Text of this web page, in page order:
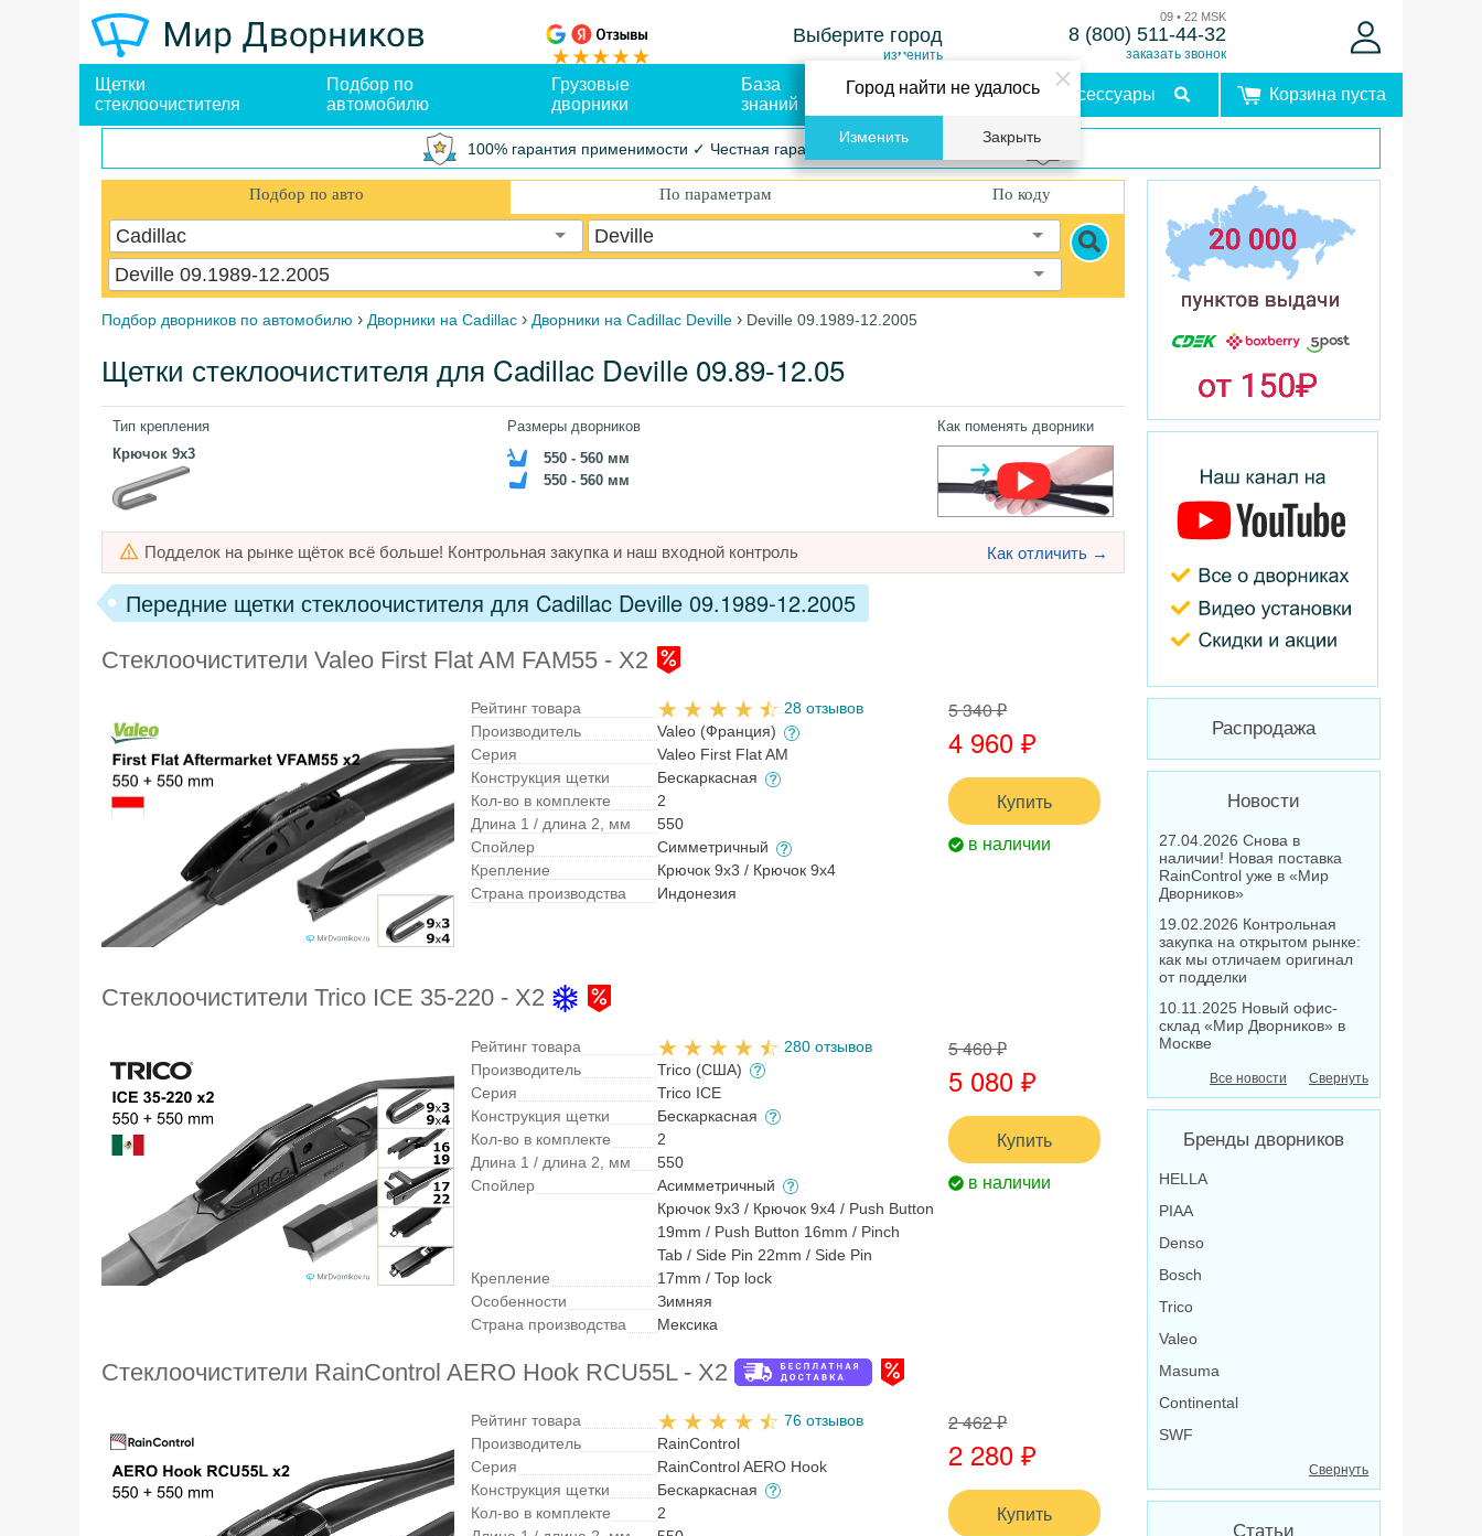
Выберите город
изменить
09 • 22 MSK
8 (800) 511-44-32
заказать звонок
Щетки
стеклоочистителя
Подбор по
автомобилю
Грузовые
дворники
База
знаний
Оплата и
Аксессуары Корзина пуста
100% гарантия применимости ✓ Честная гарантия ✓ Упрощенный возврат
Подбор по авто По параметрам По коду
Cadillac
Deville
Deville 09.1989-12.2005
Подбор дворников по автомобилю › Дворники на Cadillac › Дворники на Cadillac Deville › Deville 09.1989-12.2005
Щетки стеклоочистителя для Cadillac Deville 09.89-12.05
Тип крепления
Крючок 9x3
Размеры дворников
550 - 560 мм
550 - 560 мм
Как поменять дворники
Подделок на рынке щёток всё больше! Контрольная закупка и наш входной контроль Как отличить →
Передние щетки стеклоочистителя для Cadillac Deville 09.1989-12.2005
Стеклоочистители Valeo First Flat AM FAM55 - X2
Рейтинг товара
28 отзывов
Производитель
Valeo (Франция)
Серия
Valeo First Flat AM
Конструкция щетки
Бескаркасная
Кол-во в комплекте
2
Длина 1 / длина 2, мм
550
Спойлер
Симметричный
Крепление
Крючок 9x3 / Крючок 9x4
Страна производства
Индонезия
5 340 ₽
4 960 ₽
Купить
в наличии
Стеклоочистители Trico ICE 35-220 - X2
Рейтинг товара
280 отзывов
Производитель
Trico (США)
Серия
Trico ICE
Конструкция щетки
Бескаркасная
Кол-во в комплекте
2
Длина 1 / длина 2, мм
550
Спойлер
Асимметричный
Крепление
Крючок 9x3 / Крючок 9x4 / Push Button
19mm / Push Button 16mm / Pinch
Tab / Side Pin 22mm / Side Pin
17mm / Top lock
Особенности
Зимняя
Страна производства
Мексика
5 460 ₽
5 080 ₽
Купить
в наличии
Стеклоочистители RainControl AERO Hook RCU55L - X2
Рейтинг товара
76 отзывов
Производитель
RainControl
Серия
RainControl AERO Hook
Конструкция щетки
Бескаркасная
Кол-во в комплекте
2
2 462 ₽
2 280 ₽
Купить
Распродажа
Новости
27.04.2026 Снова в
наличии! Новая поставка
RainControl уже в «Мир
Дворников»
19.02.2026 Контрольная
закупка на открытом рынке:
как мы отличаем оригинал
от подделки
10.11.2025 Новый офис-
склад «Мир Дворников» в
Москве
Свернуть
Все новости
Бренды дворников
HELLA
PIAA
Denso
Bosch
Trico
Valeo
Masuma
Continental
SWF
Свернуть
Статьи
Город найти не удалось
Изменить Закрыть